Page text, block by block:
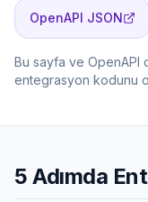
OpenAPI JSON
Bu sayfa ve OpenAPI
entegrasyon kodunu
5 Adımda